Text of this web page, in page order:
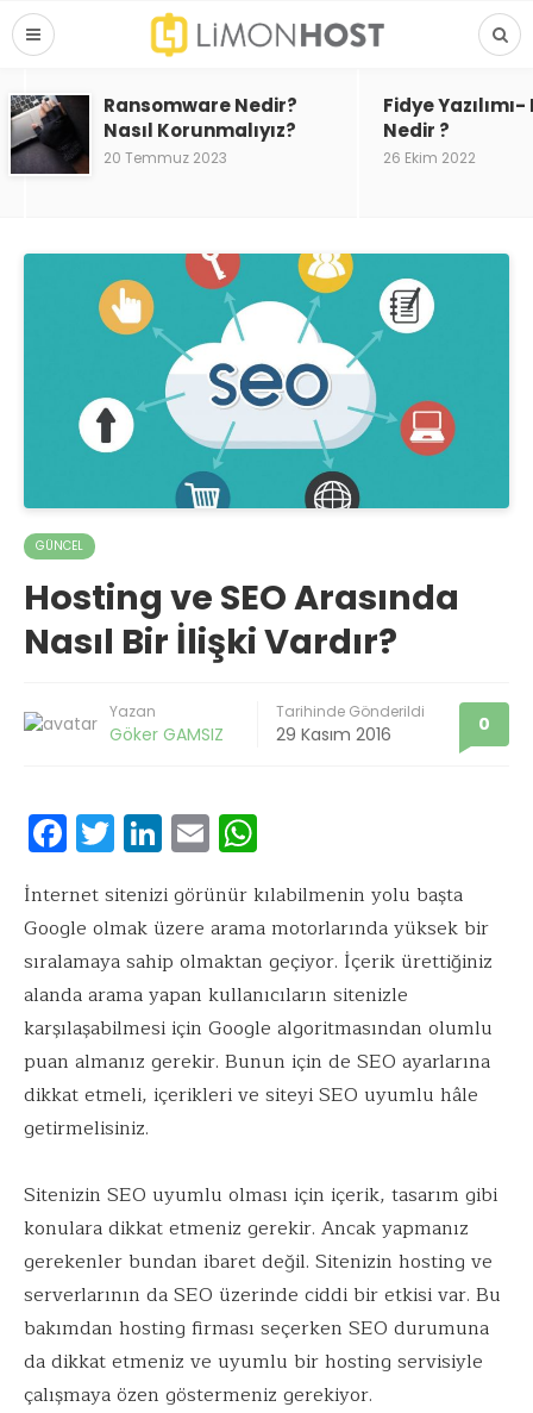
Ransomware Nedir?
Nasıl Korunmalıyız?
20 Temmuz 2023
Fidye
Nedir ?
26 Ekim 2022
GÜNCEL
Hosting ve SEO Arasında
Nasıl Bir İlişki Vardır?
Yazan
Göker GAMSIZ
Tarihinde Gönderildi
29 Kasım 2016 0
F
ac
e
b
o
o
k
T
w
it
te
r
Li
n
k
e
dI
n
E
m
ai
l
h
at
s
A
p
p
İnternet sitenizi görünür kılabilmenin yolu başta
Google olmak üzere arama motorlarında yüksek bir
sıralamaya sahip olmaktan geçiyor. İçerik ürettiğiniz
alanda arama yapan kullanıcıların sitenizle
karşılaşabilmesi için Google algoritmasından olumlu
puan almanız gerekir. Bunun için de SEO ayarlarına
dikkat etmeli, içerikleri ve siteyi SEO uyumlu hâle
getirmelisiniz.
Sitenizin SEO uyumlu olması için içerik, tasarım gibi
konulara dikkat etmeniz gerekir. Ancak yapmanız
gerekenler bundan ibaret değil. Sitenizin hosting ve
serverlarının da SEO üzerinde ciddi bir etkisi var. Bu
bakımdan hosting firması seçerken SEO durumuna
da dikkat etmeniz ve uyumlu bir hosting servisiyle
çalışmaya özen göstermeniz gerekiyor.